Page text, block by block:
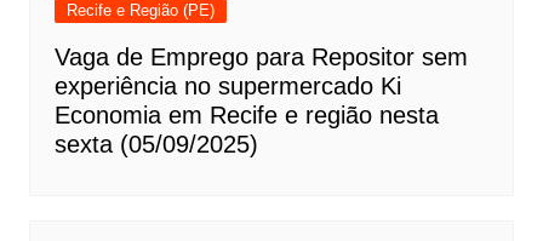
Recife e Região (PE)
Vaga de Emprego para Repositor sem
experiência no supermercado Ki
Economia em Recife e região nesta
sexta (05/09/2025)